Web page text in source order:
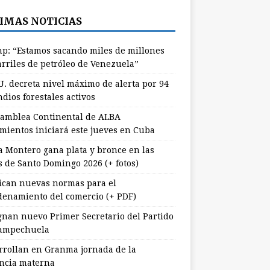
NOTICIAS
“Estamos sacando miles de millones
de petróleo de Venezuela”
decreta nivel máximo de alerta por 94
forestales activos
Continental de ALBA
iniciará este jueves en Cuba
Montero gana plata y bronce en las
de Santo Domingo 2026 (+ fotos)
nuevas normas para el
del comercio (+ PDF)
nuevo Primer Secretario del Partido
en Granma jornada de la
materna